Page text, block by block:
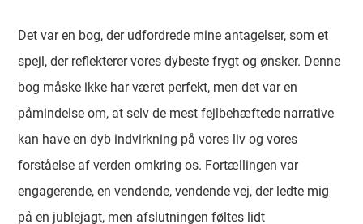
Det var en bog, der udfordrede mine antagelser, som et
spejl, der reflekterer vores dybeste frygt og ønsker. Denne
bog måske ikke har været perfekt, men det var en
påmindelse om, at selv de mest fejlbehæftede narrative
kan have en dyb indvirkning på vores liv og vores
forståelse af verden omkring os. Fortællingen var
engagerende, en vendende, vendende vej, der ledte mig
på en jublejagt, men afslutningen føltes lidt